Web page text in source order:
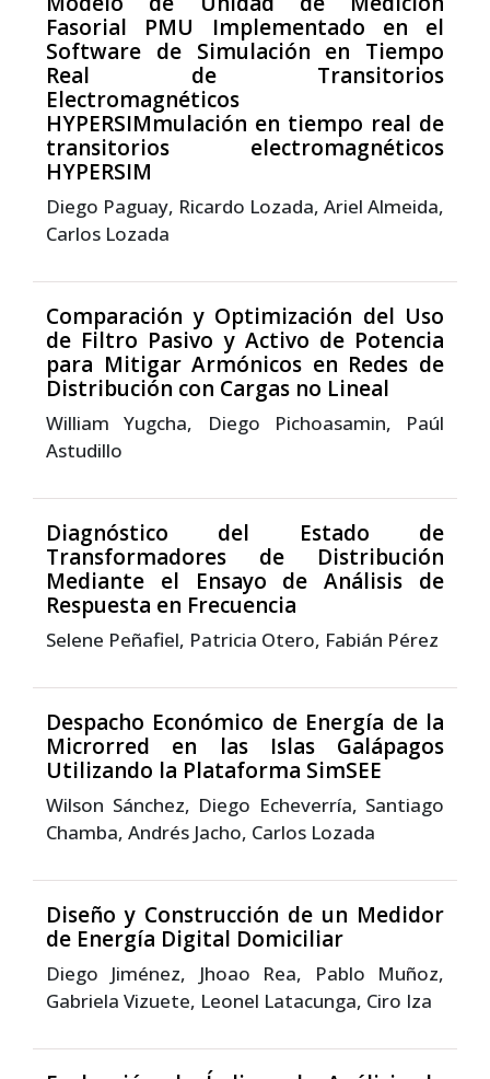
Fasorial PMU Implementado en el
Software de Simulación en Tiempo
Real de Transitorios
Electromagnéticos
HYPERSIMmulación en tiempo real de
transitorios electromagnéticos
HYPERSIM
Diego Paguay, Ricardo Lozada, Ariel Almeida,
Carlos Lozada
Comparación y Optimización del Uso
de Filtro Pasivo y Activo de Potencia
para Mitigar Armónicos en Redes de
Distribución con Cargas no Lineal
William Yugcha, Diego Pichoasamin, Paúl
Astudillo
Diagnóstico del Estado de
Transformadores de Distribución
Mediante el Ensayo de Análisis de
Respuesta en Frecuencia
Selene Peñafiel, Patricia Otero, Fabián Pérez
Despacho Económico de Energía de la
Microrred en las Islas Galápagos
Utilizando la Plataforma SimSEE
Wilson Sánchez, Diego Echeverría, Santiago
Chamba, Andrés Jacho, Carlos Lozada
Diseño y Construcción de un Medidor
de Energía Digital Domiciliar
Diego Jiménez, Jhoao Rea, Pablo Muñoz,
Gabriela Vizuete, Leonel Latacunga, Ciro Iza